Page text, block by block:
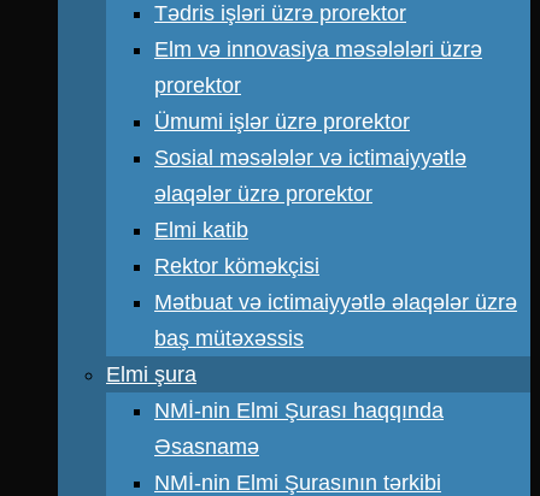
Tədris işləri üzrə prorektor
Elm və innovasiya məsələləri üzrə
prorektor
Ümumi işlər üzrə prorektor
Sosial məsələlər və ictimaiyyətlə
əlaqələr üzrə prorektor
Elmi katib
Rektor köməkçisi
Mətbuat və ictimaiyyətlə əlaqələr üzrə
baş mütəxəssis
Elmi şura
NMİ-nin Elmi Şurası haqqında
Əsasnamə
NMİ-nin Elmi Şurasının tərkibi